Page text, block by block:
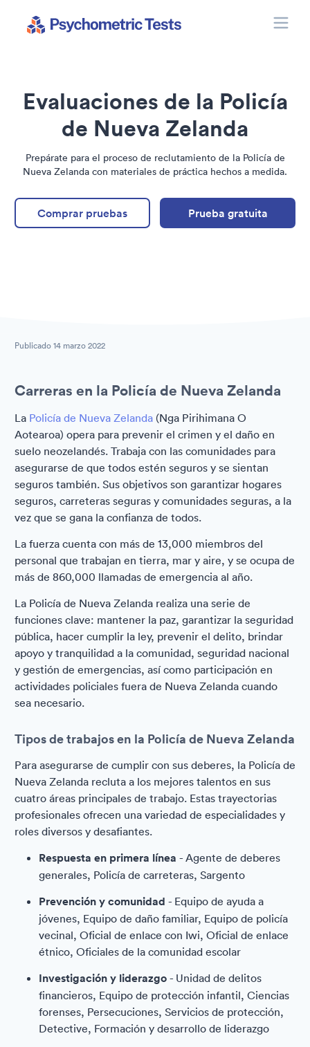
Evaluaciones de la Policía
de Nueva Zelanda
Prepárate para el proceso de reclutamiento de la Policía de
Nueva Zelanda con materiales de práctica hechos a medida.
Comprar pruebas Prueba gratuita
Publicado14 marzo 2022
Carreras en la Policía de Nueva Zelanda
La Policía de Nueva Zelanda (Nga Pirihimana O
Aotearoa) opera para prevenir el crimen y el daño en
suelo neozelandés. Trabaja con las comunidades para
asegurarse de que todos estén seguros y se sientan
seguros también. Sus objetivos son garantizar hogares
seguros, carreteras seguras y comunidades seguras, a la
vez que se gana la confianza de todos.
La fuerza cuenta con más de 13,000 miembros del
personal que trabajan en tierra, mar y aire, y se ocupa de
más de 860,000 llamadas de emergencia al año.
La Policía de Nueva Zelanda realiza una serie de
funciones clave: mantener la paz, garantizar la seguridad
pública, hacer cumplir la ley, prevenir el delito, brindar
apoyo y tranquilidad a la comunidad, seguridad nacional
y gestión de emergencias, así como participación en
actividades policiales fuera de Nueva Zelanda cuando
sea necesario.
Tipos de trabajos en la Policía de Nueva Zelanda
Para asegurarse de cumplir con sus deberes, la Policía de
Nueva Zelanda recluta a los mejores talentos en sus
cuatro áreas principales de trabajo. Estas trayectorias
profesionales ofrecen una variedad de especialidades y
roles diversos y desafiantes.
Respuesta en primera línea - Agente de deberes
generales, Policía de carreteras, Sargento
Prevención y comunidad - Equipo de ayuda a
jóvenes, Equipo de daño familiar, Equipo de policía
vecinal, Oficial de enlace con Iwi, Oficial de enlace
étnico, Oficiales de la comunidad escolar
Investigación y liderazgo - Unidad de delitos
financieros, Equipo de protección infantil, Ciencias
forenses, Persecuciones, Servicios de protección,
Detective, Formación y desarrollo de liderazgo